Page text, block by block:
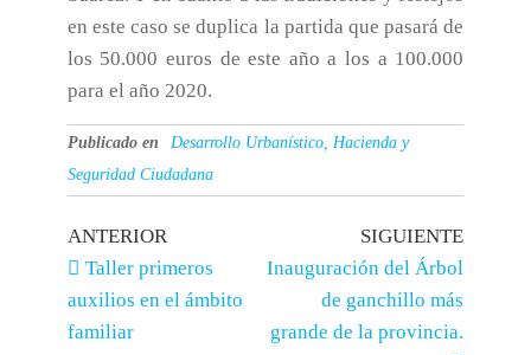
en este caso se duplica la partida que pasará de
los 50.000 euros de este año a los a 100.000
para el año 2020.
Publicado en
Desarrollo Urbanístico, Hacienda y
Seguridad Ciudadana
ANTERIOR
Taller primeros
auxilios en el ámbito
familiar
SIGUIENTE
Inauguración del Árbol
de ganchillo más
grande de la provincia.